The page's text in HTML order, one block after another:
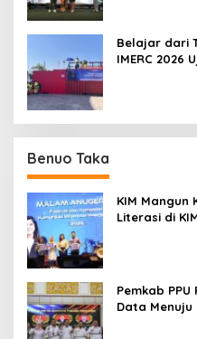
Belajar dari
IMERC 2026
Benuo Taka
KIM Mangun
Literasi di
Pemkab
Data